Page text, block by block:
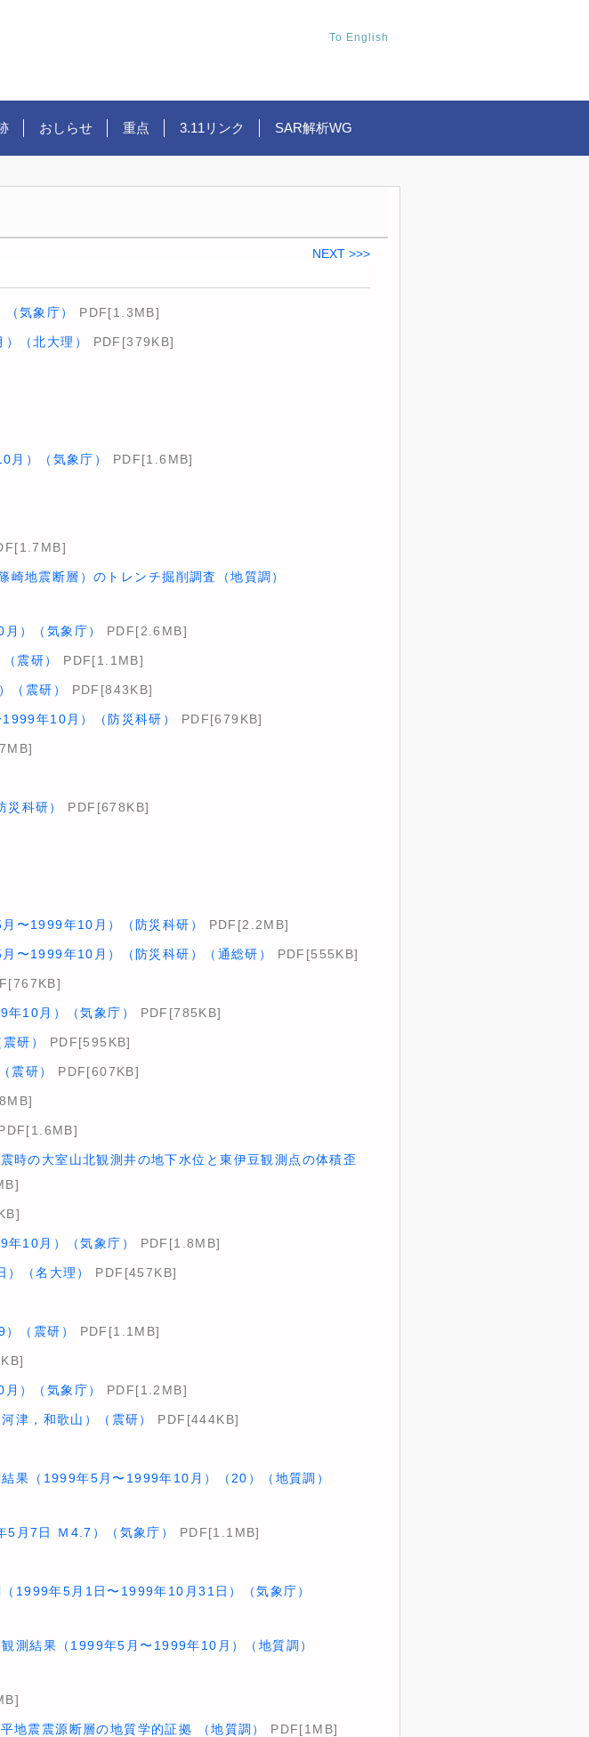
To English
おしらせ 重点 3.11リンク SAR解析WG
NEXT >>>
気象庁） PDF[1.3MB]
（北大理） PDF[379KB]
月）（気象庁） PDF[1.6MB]
地震断層）のトレンチ掘削調査（地質調）
）（気象庁） PDF[2.6MB]
震研） PDF[1.1MB]
（震研） PDF[843KB]
年10月）（防災科研） PDF[679KB]
科研） PDF[678KB]
〜1999年10月）（防災科研） PDF[2.2MB]
〜1999年10月）（防災科研）（通総研） PDF[555KB]
10月）（気象庁） PDF[785KB]
研） PDF[595KB]
震研） PDF[607KB]
時の大室山北観測井の地下水位と東伊豆観測点の体積歪
10月）（気象庁） PDF[1.8MB]
（名大理） PDF[457KB]
（震研） PDF[1.1MB]
）（気象庁） PDF[1.2MB]
津，和歌山）（震研） PDF[444KB]
果（1999年5月〜1999年10月）（20）（地質調）
5月7日 Ｍ4.7）（気象庁） PDF[1.1MB]
1999年5月1日〜1999年10月31日）（気象庁）
測結果（1999年5月〜1999年10月）（地質調）
地震震源断層の地質学的証拠 （地質調） PDF[1MB]